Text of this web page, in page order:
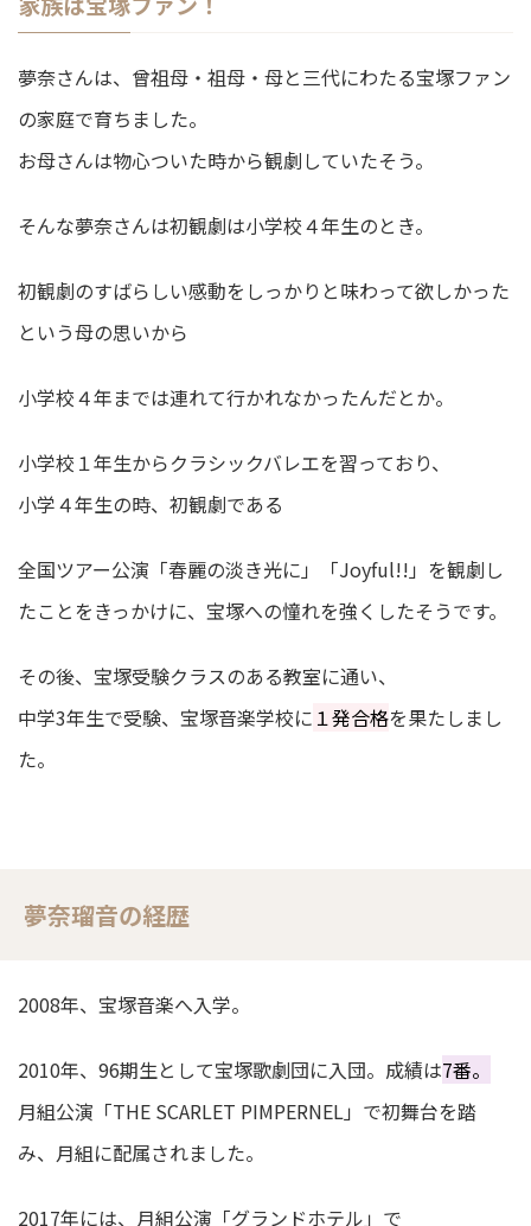
夢奈さんは、曾祖母・祖母・母と三代にわたる宝塚ファン
の家庭で育ちました。
お母さんは物心ついた時から観劇していたそう。
そんな夢奈さんは初観劇は小学校４年生のとき。
初観劇のすばらしい感動をしっかりと味わって欲しかった
という母の思いから
小学校４年までは連れて行かれなかったんだとか。
小学校１年生からクラシックバレエを習っており、
小学４年生の時、初観劇である
全国ツアー公演「春麗の淡き光に」「Joyful!!」を観劇し
たことをきっかけに、宝塚への憧れを強くしたそうです。
その後、宝塚受験クラスのある教室に通い、
中学3年生で受験、宝塚音楽学校に １発合格を果たしまし
た。
夢奈瑠音の経歴
2008年、宝塚音楽へ入学。
2010年、96期生として宝塚歌劇団に入団。成績は7番。
月組公演「THE SCARLET PIMPERNEL」で初舞台を踏
み、月組に配属されました。
2017年には、月組公演「グランドホテル」で